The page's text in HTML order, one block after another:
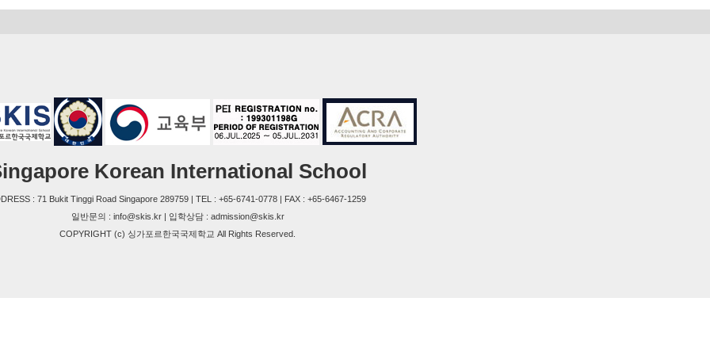
Korean International School
: 71 Bukit Tinggi Road Singapore 289759 | TEL : +65-6741-0778 | FAX : +65-6467-1259
일반문의 : info@skis.kr | 입학상담 : admission@skis.kr
COPYRIGHT (c) 싱가포르한국국제학교 All Rights Reserved.